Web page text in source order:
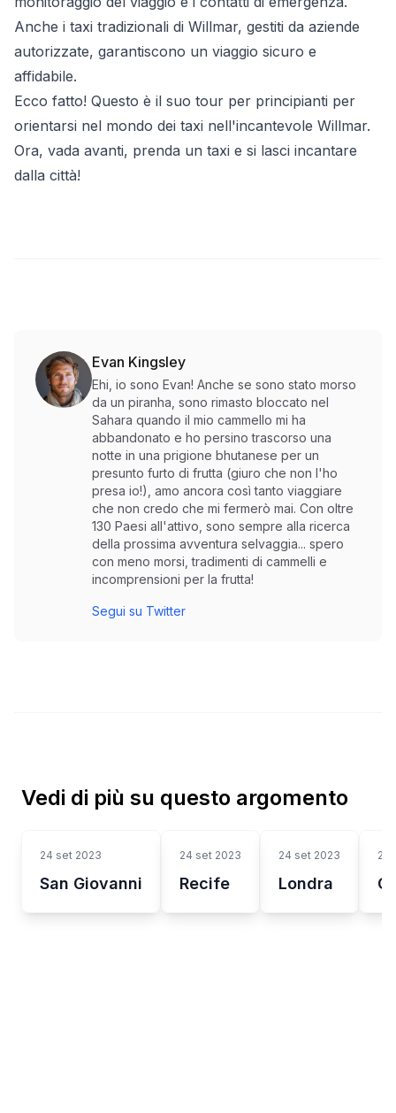
Anche i taxi tradizionali di Willmar, gestiti da aziende
autorizzate, garantiscono un viaggio sicuro e
affidabile.
Ecco fatto! Questo è il suo tour per principianti per
orientarsi nel mondo dei taxi nell'incantevole Willmar.
Ora, vada avanti, prenda un taxi e si lasci incantare
dalla città!
Evan Kingsley
Ehi, io sono Evan! Anche se sono stato morso
da un piranha, sono rimasto bloccato nel
Sahara quando il mio cammello mi ha
abbandonato e ho persino trascorso una
notte in una prigione bhutanese per un
presunto furto di frutta (giuro che non l'ho
presa io!), amo ancora così tanto viaggiare
che non credo che mi fermerò mai. Con oltre
130 Paesi all'attivo, sono sempre alla ricerca
della prossima avventura selvaggia... spero
con meno morsi, tradimenti di cammelli e
incomprensioni per la frutta!
Segui su Twitter
Vedi di più su questo argomento
24 set 2023
San Giovanni
24 set 2023
Recife
24 set 2023
Londra
24